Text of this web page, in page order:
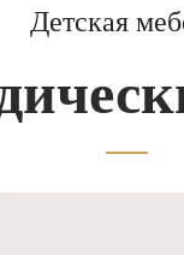
Детская